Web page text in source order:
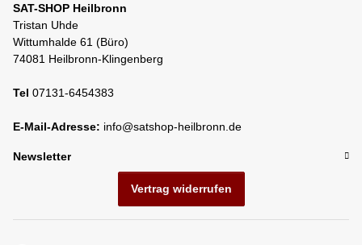
SAT-SHOP Heilbronn
Tristan Uhde
Wittumhalde 61 (Büro)
74081 Heilbronn-Klingenberg
Tel 07131-6454383
E-Mail-Adresse: info@satshop-heilbronn.de
Newsletter
Vertrag widerrufen